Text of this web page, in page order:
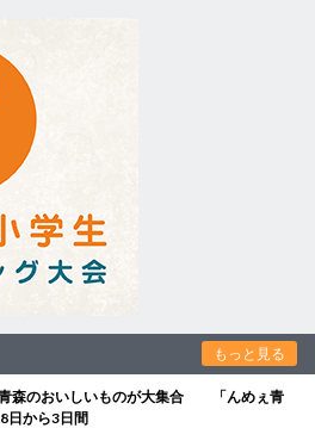
もっと見る
森のおいしいものが大集合 「んめぇ青
日から3日間